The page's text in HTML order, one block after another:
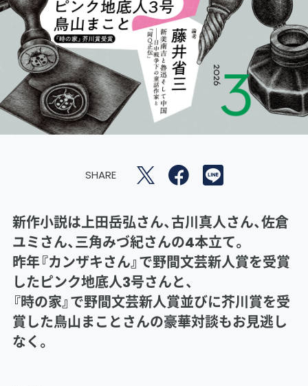
SHARE
新作小説は上田岳弘さん、古川真人さん、佐倉
ユミさん、三角みづ紀さんの4本立て。
昨年『カンザキさん』で野間文芸新人賞を受賞
したピンク地底人3号さんと、
『時の家』で野間文芸新人賞並びに芥川賞を受
賞した鳥山まことさんの豪華対談もお見逃し
なく。